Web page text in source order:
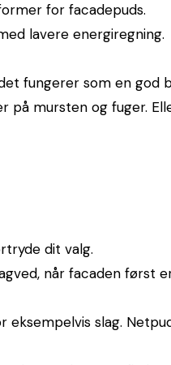
for facadepuds.
lavere energiregning.
fungerer som en god
på mursten og fuger.
dit valg.
når facaden først er
slag.